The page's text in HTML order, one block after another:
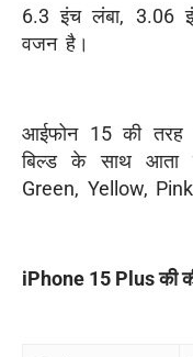
6.3 इंच लंबा, 3.06
वजन है।
आईफोन 15 की तरह
बिल्ड के साथ आता
Green, Yellow, Pink
iPhone 15 Plus की